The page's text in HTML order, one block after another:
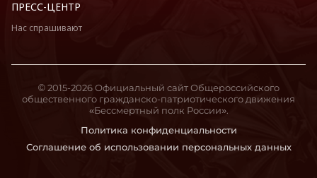
ПРЕСС-ЦЕНТР
Нас спрашивают
Политика конфиденциальности
Соглашение об использовании персональных данных
© 2015-2026 Официальный сайт Общероссийского
общественного гражданско-патриотического движения
«Бессмертный полк России».